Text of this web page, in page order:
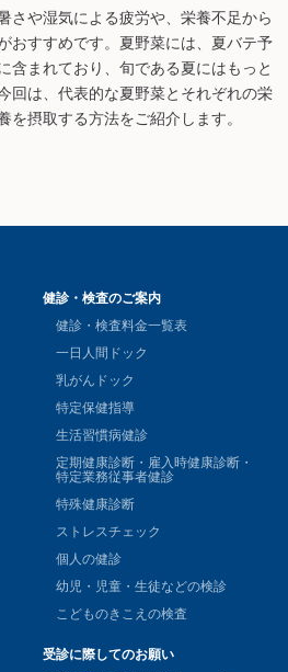
さや湿気による疲労や、栄養不足から
おすすめです。夏野菜には、夏バテ予
含まれており、旬である夏にはもっと
回は、代表的な夏野菜とそれぞれの栄
を摂取する方法をご紹介します。
健診・検査のご案内
健診・検査料金一覧表
一日人間ドック
乳がんドック
特定保健指導
生活習慣病健診
定期健康診断・雇入時健康診断・
特定業務従事者健診
特殊健康診断
ストレスチェック
個人の健診
幼児・児童・生徒などの検診
こどものきこえの検査
受診に際してのお願い